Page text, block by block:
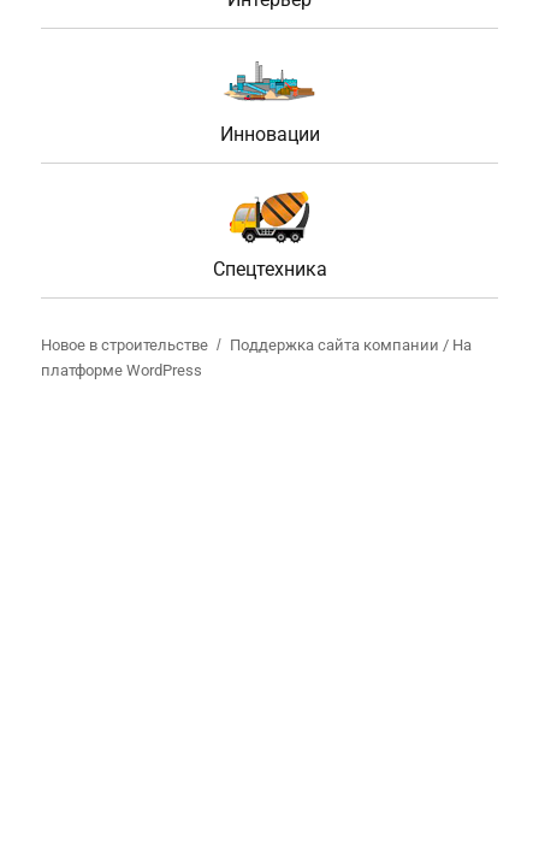
Инновации
Спецтехника
Новое в строительстве Поддержка сайта компании / На
платформе WordPress